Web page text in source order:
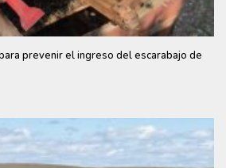
prevenir el ingreso del escarabajo de